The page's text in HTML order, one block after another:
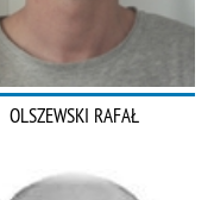
OLSZEWSKI RAFAŁ